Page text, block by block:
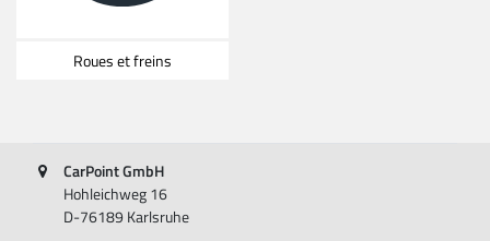
Roues et freins
CarPoint GmbH
Hohleichweg 16
D-76189 Karlsruhe